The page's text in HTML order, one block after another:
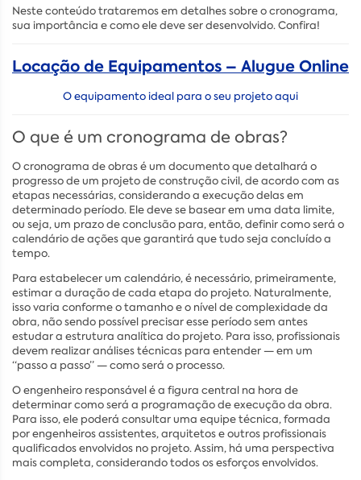
Neste conteúdo trataremos em detalhes sobre o cronograma,
sua importância e como ele deve ser desenvolvido. Confira!
Locação de Equipamentos – Alugue Online
O equipamento ideal para o seu projeto aqui
O que é um cronograma de obras?
O cronograma de obras é um documento que detalhará o
progresso de um projeto de construção civil, de acordo com as
etapas necessárias, considerando a execução delas em
determinado período. Ele deve se basear em uma data limite,
ou seja, um prazo de conclusão para, então, definir como será o
calendário de ações que garantirá que tudo seja concluído a
tempo.
Para estabelecer um calendário, é necessário, primeiramente,
estimar a duração de cada etapa do projeto. Naturalmente,
isso varia conforme o tamanho e o nível de complexidade da
obra, não sendo possível precisar esse período sem antes
estudar a estrutura analítica do projeto. Para isso, profissionais
devem realizar análises técnicas para entender — em um
“passo a passo” — como será o processo.
O engenheiro responsável é a figura central na hora de
determinar como será a programação de execução da obra.
Para isso, ele poderá consultar uma equipe técnica, formada
por engenheiros assistentes, arquitetos e outros profissionais
qualificados envolvidos no projeto. Assim, há uma perspectiva
mais completa, considerando todos os esforços envolvidos.